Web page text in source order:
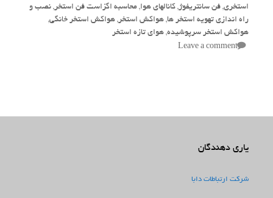
استخری, فن سانتریفوژ, کانالهای هوا, محاسبه اگزاست فن استخر, نصب و
راه اندازی تهویه استخر ها, هواکش استخر, هواکش استخر خانگی,
هواکش استخر سرپوشیده, هوای تازه استخر
Leave a comment
یاری دهندگان
شرکت ارتباطات دابا